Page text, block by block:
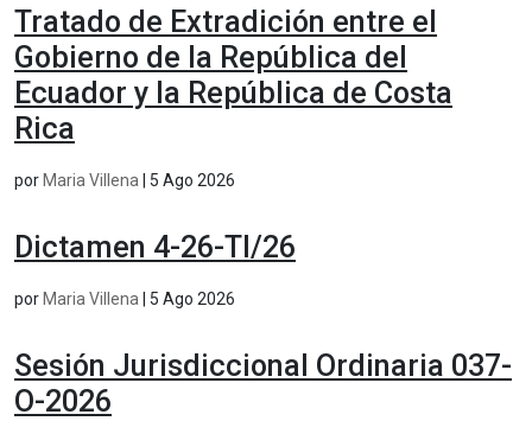
Tratado de Extradición entre el
Gobierno de la República del
Ecuador y la República de Costa
Rica
por Maria Villena 5 Ago 2026
Dictamen 4-26-TI/26
por Maria Villena 5 Ago 2026
Sesión Jurisdiccional Ordinaria 037-
O-2026